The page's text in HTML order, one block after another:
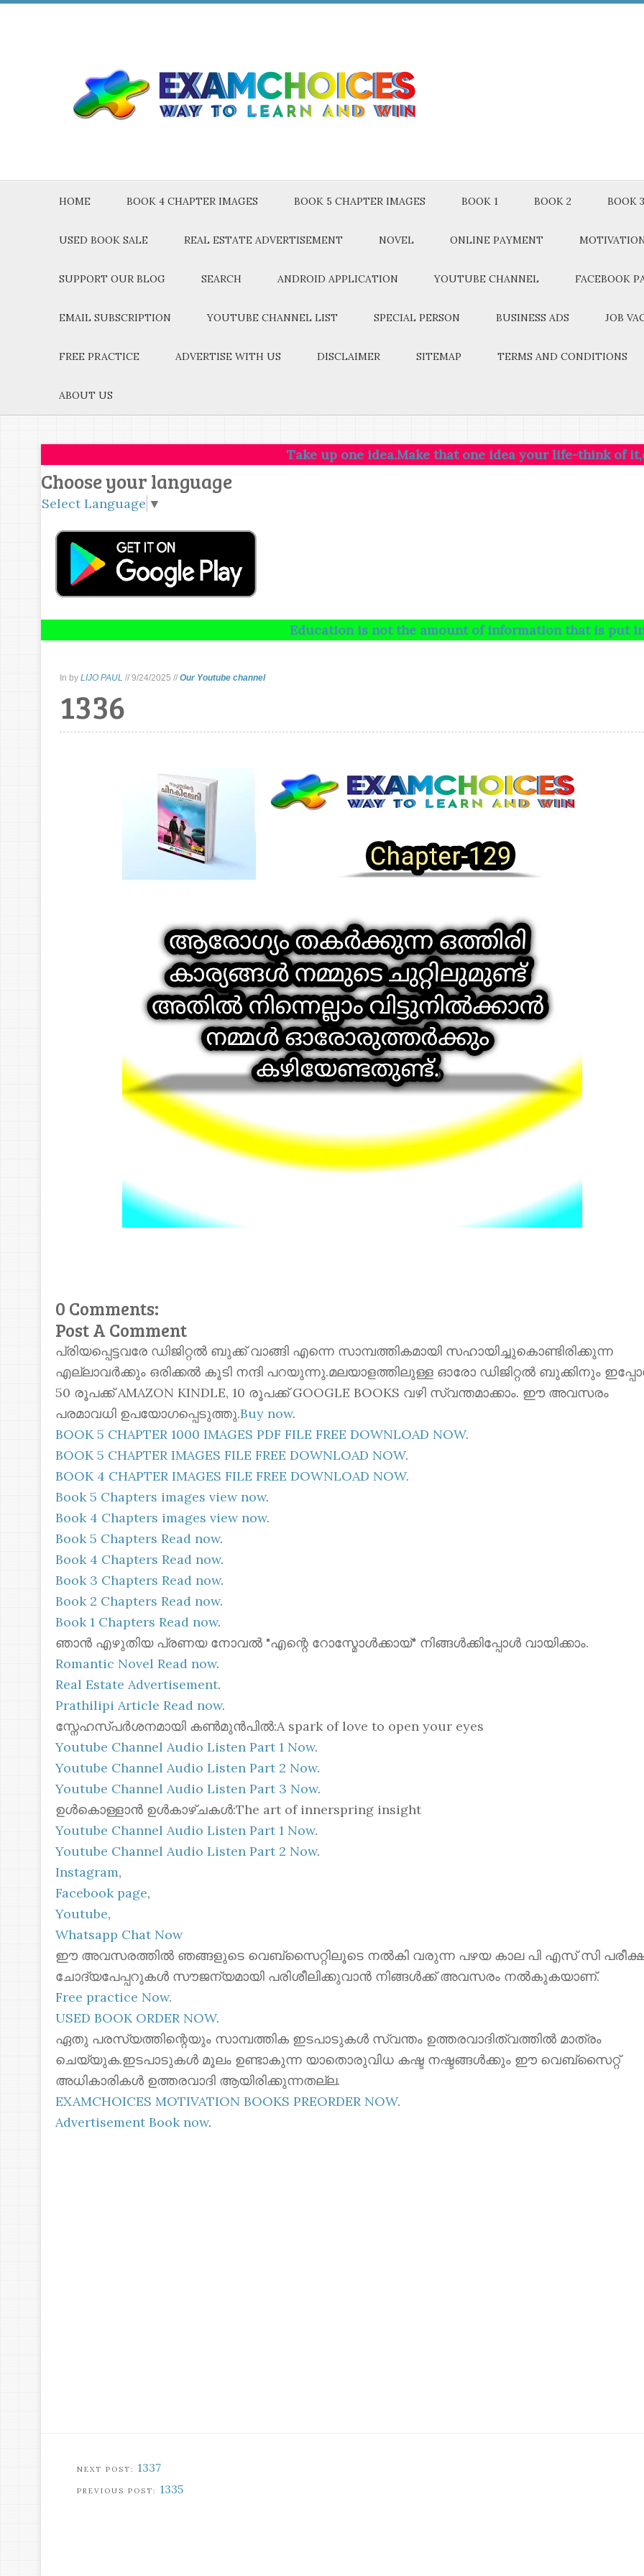
HOME BOOK 4 CHAPTER IMAGES BOOK 5 CHAPTER IMAGES BOOK 1 BOOK 2 BOOK 3
USED BOOK SALE REAL ESTATE ADVERTISEMENT NOVEL ONLINE PAYMENT
SUPPORT OUR BLOG SEARCH ANDROID APPLICATION YOUTUBE CHANNEL FACEBOOK
EMAIL SUBSCRIPTION YOUTUBE CHANNEL LIST SPECIAL PERSON BUSINESS ADS JOB
FREE PRACTICE ADVERTISE WITH US DISCLAIMER SITEMAP TERMS AND CONDITIONS
ABOUT US
Take up one idea.Make that one idea your life-think of it,dream
Choose your language
Select Language ▼
Education is not the amount of information that is put into your
In by LIJO PAUL // 9/24/2025 // Our Youtube channel
1336
0 Comments:
Post A Comment
പ്രിയപ്പെട്ടവരേ ഡിജിറ്റൽ ബുക്ക് വാങ്ങി എന്നെ സാമ്പത്തികമായി സഹായിച്ചുകൊണ്ടിരിക്കുന്ന
എല്ലാവർക്കും ഒരിക്കൽ കൂടി നന്ദി പറയുന്നു.മലയാളത്തിലുള്ള ഓരോ ഡിജിറ്റൽ ബുക്കിനും
50 രൂപക്ക് AMAZON KINDLE, 10 രൂപക്ക് GOOGLE BOOKS വഴി സ്വന്തമാക്കാം. ഈ അവസരം
പരമാവധി ഉപയോഗപ്പെടുത്തു.Buy now.
BOOK 5 CHAPTER 1000 IMAGES PDF FILE FREE DOWNLOAD NOW.
BOOK 5 CHAPTER IMAGES FILE FREE DOWNLOAD NOW.
BOOK 4 CHAPTER IMAGES FILE FREE DOWNLOAD NOW.
Book 5 Chapters images view now.
Book 4 Chapters images view now.
Book 5 Chapters Read now.
Book 4 Chapters Read now.
Book 3 Chapters Read now.
Book 2 Chapters Read now.
Book 1 Chapters Read now.
ഞാൻ എഴുതിയ പ്രണയ നോവൽ "എന്റെ റോസ്മോൾക്കായ്" നിങ്ങൾക്കിപ്പോൾ വായിക്കാം.
Romantic Novel Read now.
Real Estate Advertisement.
Prathilipi Article Read now.
സ്നേഹസ്പർശനമായി കൺമുൻപിൽ:A spark of love to open your eyes
Youtube Channel Audio Listen Part 1 Now.
Youtube Channel Audio Listen Part 2 Now.
Youtube Channel Audio Listen Part 3 Now.
ഉൾകൊള്ളാൻ ഉൾകാഴ്ചകൾ:The art of innerspring insight
Youtube Channel Audio Listen Part 1 Now.
Youtube Channel Audio Listen Part 2 Now.
Instagram,
Facebook page,
Youtube,
Whatsapp Chat Now
ഈ അവസരത്തിൽ ഞങ്ങളുടെ വെബ്സൈറ്റിലൂടെ നൽകി വരുന്ന പഴയ കാല പി എസ് സി
ചോദ്യപേപ്പറുകൾ സൗജന്യമായി പരിശീലിക്കുവാൻ നിങ്ങൾക്ക് അവസരം നൽകുകയാണ്.
Free practice Now.
USED BOOK ORDER NOW.
ഏതു പരസ്യത്തിന്റെയും സാമ്പത്തിക ഇടപാടുകൾ സ്വന്തം ഉത്തരവാദിത്വത്തിൽ മാത്രം
ചെയ്യുക.ഇടപാടുകൾ മൂലം ഉണ്ടാകുന്ന യാതൊരുവിധ കഷ്ട നഷ്ടങ്ങൾക്കും ഈ വെബ്സൈറ്റ്
അധികാരികൾ ഉത്തരവാദി ആയിരിക്കുന്നതല്ല.
EXAMCHOICES MOTIVATION BOOKS PREORDER NOW.
Advertisement Book now.
1337
1335